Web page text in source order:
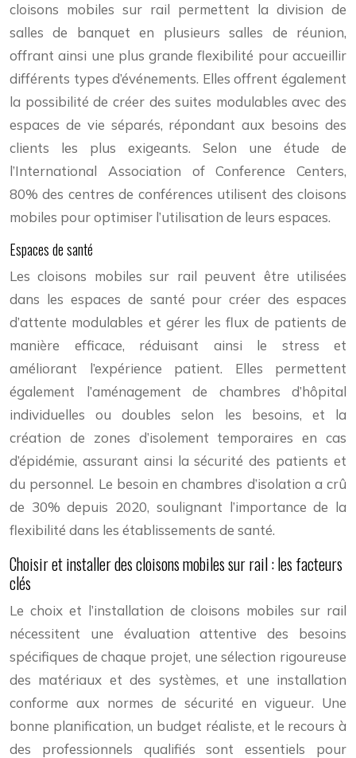
cloisons mobiles sur rail permettent la division de
salles de banquet en plusieurs salles de réunion,
offrant ainsi une plus grande flexibilité pour accueillir
différents types d’événements. Elles offrent également
la possibilité de créer des suites modulables avec des
espaces de vie séparés, répondant aux besoins des
clients les plus exigeants. Selon une étude de
l’International Association of Conference Centers,
80% des centres de conférences utilisent des cloisons
mobiles pour optimiser l’utilisation de leurs espaces.
Espaces de santé
Les cloisons mobiles sur rail peuvent être utilisées
dans les espaces de santé pour créer des espaces
d’attente modulables et gérer les flux de patients de
manière efficace, réduisant ainsi le stress et
améliorant l’expérience patient. Elles permettent
également l’aménagement de chambres d’hôpital
individuelles ou doubles selon les besoins, et la
création de zones d’isolement temporaires en cas
d’épidémie, assurant ainsi la sécurité des patients et
du personnel. Le besoin en chambres d’isolation a crû
de 30% depuis 2020, soulignant l’importance de la
flexibilité dans les établissements de santé.
Choisir et installer des cloisons mobiles sur rail : les facteurs
clés
Le choix et l’installation de cloisons mobiles sur rail
nécessitent une évaluation attentive des besoins
spécifiques de chaque projet, une sélection rigoureuse
des matériaux et des systèmes, et une installation
conforme aux normes de sécurité en vigueur. Une
bonne planification, un budget réaliste, et le recours à
des professionnels qualifiés sont essentiels pour